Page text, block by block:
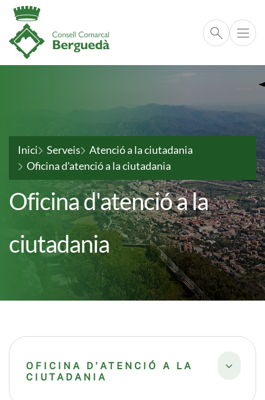
Cerca
Fil d'ariadna
Inici Serveis
Atenció a la ciutadania
Oficina d'atenció a la ciutadania
Oficina d'atenció a la
ciutadania
OFICINA D'ATENCIÓ A LA
CIUTADANIA